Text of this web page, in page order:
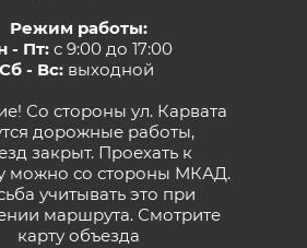
Режим работы:
- Пт: с 9:00 до 17:00
Сб - Вс:выходной
Со стороны ул. Карвата
дорожные работы,
закрыт. Проехать к
можно со стороны МКАД.
учитывать это при
маршрута. Смотрите
карту объезда